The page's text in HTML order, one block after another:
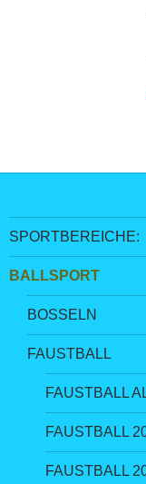
SPORTBEREICHE:
BALLSPORT
BOSSELN
FAUSTBALL
FAUSTBALL
FAUSTBALL
FAUSTBALL